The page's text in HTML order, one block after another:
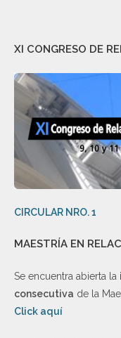
XI CONGRESO DE
CIRCULAR NRO. 1
MAESTRÍA EN
Se encuentra abierta la
consecutiva de la
Click aquí